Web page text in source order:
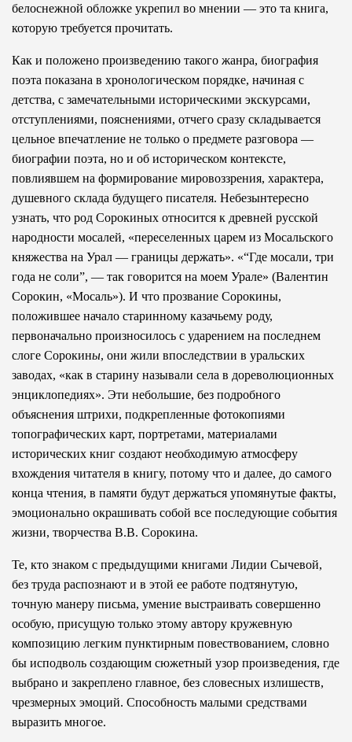
белоснежной обложке укрепил во мнении — это та книга,
которую требуется прочитать.
Как и положено произведению такого жанра, биография
поэта показана в хронологическом порядке, начиная с
детства, с замечательными историческими экскурсами,
отступлениями, пояснениями, отчего сразу складывается
цельное впечатление не только о предмете разговора —
биографии поэта, но и об историческом контексте,
повлиявшем на формирование мировоззрения, характера,
душевного склада будущего писателя. Небезынтересно
узнать, что род Сорокиных относится к древней русской
народности мосалей, «переселенных царем из Мосальского
княжества на Урал — границы держать». «“Где мосали, три
года не соли”, — так говорится на моем Урале» (Валентин
Сорокин, «Мосаль»). И что прозвание Сорокины,
положившее начало старинному казачьему роду,
первоначально произносилось с ударением на последнем
слоге Сорокины, они жили впоследствии в уральских
заводах, «как в старину называли села в дореволюционных
энциклопедиях». Эти небольшие, без подробного
объяснения штрихи, подкрепленные фотокопиями
топографических карт, портретами, материалами
исторических книг создают необходимую атмосферу
вхождения читателя в книгу, потому что и далее, до самого
конца чтения, в памяти будут держаться упомянутые факты,
эмоционально окрашивать собой все последующие события
жизни, творчества В.В. Сорокина.
Те, кто знаком с предыдущими книгами Лидии Сычевой,
без труда распознают и в этой ее работе подтянутую,
точную манеру письма, умение выстраивать совершенно
особую, присущую только этому автору кружевную
композицию легким пунктирным повествованием, словно
бы исподволь создающим сюжетный узор произведения, где
выбрано и закреплено главное, без словесных излишеств,
чрезмерных эмоций. Способность малыми средствами
выразить многое.